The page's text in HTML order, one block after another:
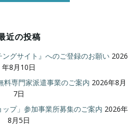
近の投稿
ングサイト』へのご登録のお願い 2026
年8月10日
料専門家派遣事業のご案内 2026年8月
7日
ップ」参加事業所募集のご案内 2026年
8月5日